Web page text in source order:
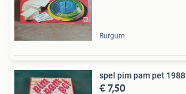
Burgum
spel pim pam pet 1988
€ 7,50